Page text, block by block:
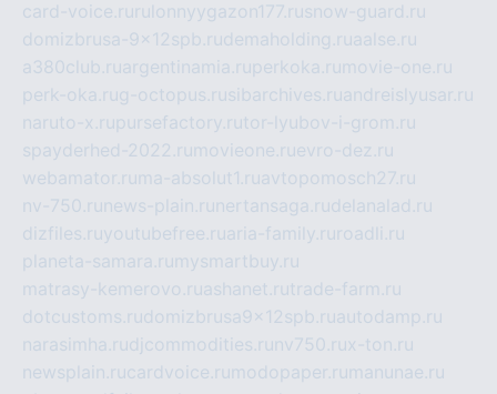
card-voice.ru rulonnyygazon177.rusnow-guard.ru
domizbrusa-9x12spb.rudemaholding.ruaalse.ru
a380club.ruargentinamia.ruperkoka.ru movie-one.ru
perk-oka.rug-octopus.rusibarchives.ruandreislyusar.ru
naruto-x.rupursefactory.rutor-lyubov-i-grom.ru
spayderhed-2022.ru movieone.ruevro-dez.ru
webamator.ru ma-absolut1.ruavtopomosch27.ru
nv-750.ru news-plain.ru nertansaga.rudelanalad.ru
dizfiles.ruyoutubefree.ruaria-family.ru roadli.ru
planeta-samara.ru mysmartbuy.ru
matrasy-kemerovo.ruashanet.rutrade-farm.ru
dotcustoms.rudomizbrusa9x12spb.ruautodamp.ru
narasimha.rudjcommodities.ru nv750.rux-ton.ru
newsplain.rucardvoice.ru modopaper.ru manunae.ru